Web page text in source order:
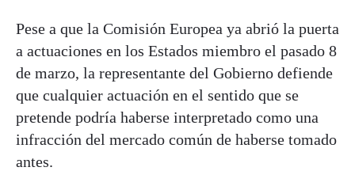
Pese a que la Comisión Europea ya abrió la puerta
a actuaciones en los Estados miembro el pasado 8
de marzo, la representante del Gobierno defiende
que cualquier actuación en el sentido que se
pretende podría haberse interpretado como una
infracción del mercado común de haberse tomado
antes.